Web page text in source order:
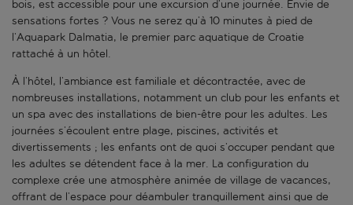
bois, est accessible pour une excursion d’une journée. Envie de
sensations fortes ? Vous ne serez qu’à 10 minutes à pied de
l’Aquapark Dalmatia, le premier parc aquatique de Croatie
rattaché à un hôtel.
À l’hôtel, l’ambiance est familiale et décontractée, avec de
nombreuses installations, notamment un club pour les enfants et
un spa avec des installations de bien-être pour les adultes. Les
journées s’écoulent entre plage, piscines, activités et
divertissements ; les enfants ont de quoi s’occuper pendant que
les adultes se détendent face à la mer. La configuration du
complexe crée une atmosphère animée de village de vacances,
offrant de l’espace pour déambuler tranquillement ainsi que de